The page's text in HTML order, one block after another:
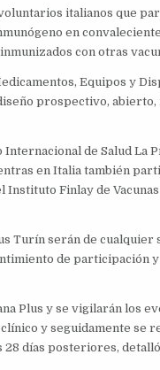
italianos que
en
con otras
Equipos y
prospectivo,
de Salud La
en Italia también
Instituto Finlay de
Turín serán de cualquier
de participación
Plus y se vigilarán los
y seguidamente se
días posteriores, detalló